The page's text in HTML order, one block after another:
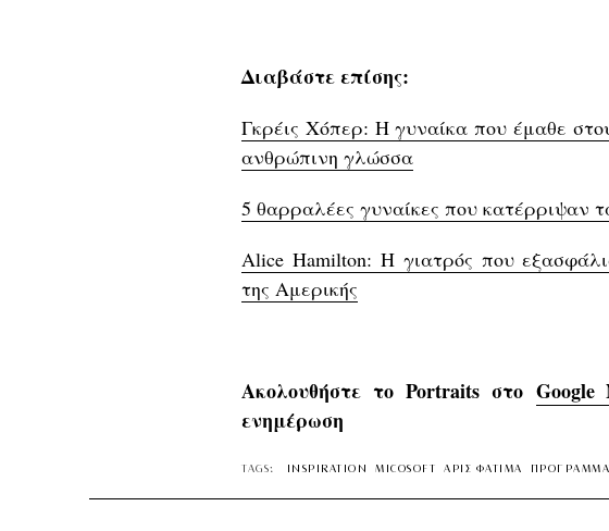
Διαβάστε επίσης:
Γκρέις Χόπερ: Η γυναίκα που έμαθε
ανθρώπινη γλώσσα
5 θαρραλέες γυναίκες που κατέρριψαν
Alice Hamilton: Η γιατρός που
της Αμερικής
Ακολουθήστε το Portraits στο Google
ενημέρωση
TAGS: INSPIRATION MICOSOFT ΑΡΙΣ ΦΑΤΙΜΑ